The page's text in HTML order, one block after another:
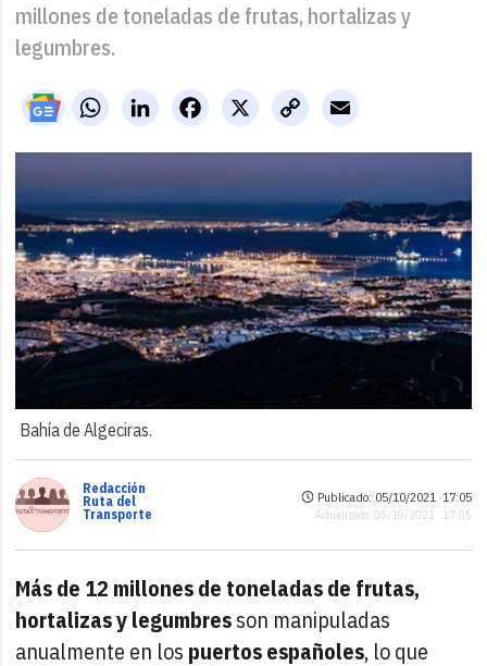
millones de toneladas de frutas, hortalizas y
legumbres.
WhatsAppLinkedIn X
Facebook
Copy
Link
Email
Bahía de Algeciras.
Redacción
Ruta del
Transporte
Publicado: 05/10/2021 ·17:05
Actualizado: 05/10/2021 · 17:05
Más de 12 millones de toneladas de frutas,
hortalizas y legumbresson manipuladas
anualmente en los puertos españoles, lo que